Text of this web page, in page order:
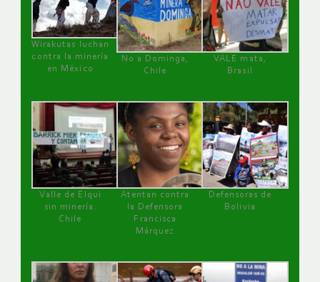
Wirakutas luchan
contra la minería
en México
No a Dominga,
Chile
VALE mata,
Brasil
Valle de Elqui
sin minería.
Chile
Atentan contra
la Defensora
Francisca
Márquez
Defensoras de
Bolivia